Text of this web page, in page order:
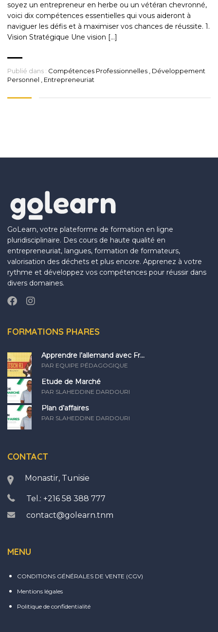
soyez un entrepreneur en herbe ou un vétéran chevronné,
voici dix compétences essentielles qui vous aideront à
naviguer les défis et à maximiser vos chances de réussite. 1.
Vision Stratégique Une vision […]
Publié dans : Compétences Professionnelles
Développement
Personnel
Entrepreneuriat
GoLearn, votre plateforme de formation en ligne
pluridisciplinaire. Des cours de haute qualité en
entrepreneuriat, langues, formation de formateurs,
valorisation des déchets et plus encore. Apprenez à votre
rythme et développez vos compétences pour réussir dans
divers domaines.
FORMATIONS PHARES
Apprendre l’allemand avec Fr...
PAR EQUIPE PÉDAGOGIQUE
Etude de Marché
PAR SLAHEDDINE DARDOURI
Plan d’affaires
PAR SLAHEDDINE DARDOURI
CONTACT
Monastir, Tunisie
Tel.: +216 58 388 777
contact@golearn.tnm
MENU
CONDITIONS GÉNÉRALES DE VENTE (CGV)
Mentions légales
Politique de confidentialité